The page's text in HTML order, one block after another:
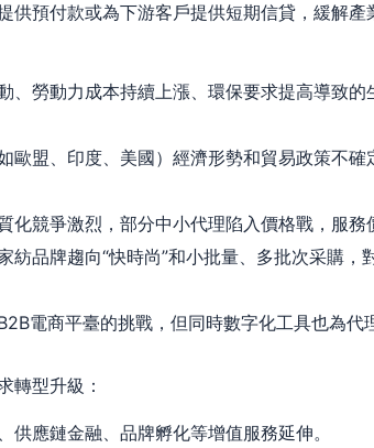
預付款或為下游客戶提供短期信貸，緩解產
、勞動力成本持續上漲、環保要求提高導致
歐盟、印度、美國）經濟形勢和貿易政策不
競爭激烈，部分中小代理陷入價格戰，服務
紡品牌趨向“快時尚”和小批量、多批次采購
電商平臺的挑戰，但同時數字化工具也為代
轉型升級：
供應鏈金融、品牌孵化等增值服務延伸。